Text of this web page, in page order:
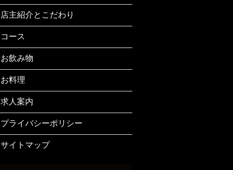
店主紹介とこだわり
コース
お飲み物
お料理
求人案内
プライバシーポリシー
サイトマップ